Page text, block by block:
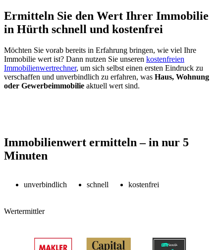
Ermitteln Sie den Wert Ihrer Immobilie
in Hürth schnell und kostenfrei
Möchten Sie vorab bereits in Erfahrung bringen, wie viel Ihre
Immobilie wert ist? Dann nutzen Sie unseren kostenfreien
Immobilienwertrechner, um sich selbst einen ersten Eindruck zu
verschaffen und unverbindlich zu erfahren, was Haus, Wohnung
oder Gewerbeimmobilie aktuell wert sind.
Immobilienwert ermitteln – in nur 5
Minuten
unverbindlich schnell kostenfrei
Wertermittler